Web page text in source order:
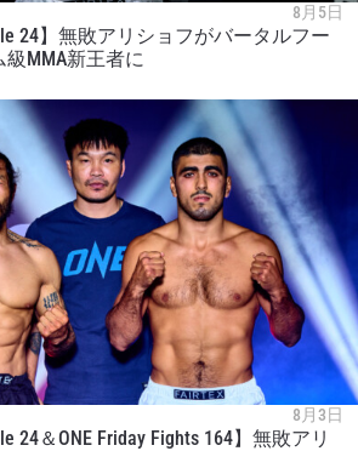
8月5日
24】無敗アリショフがバータルフー
MMA新王者に
8月3日
24＆ONE Friday Fights 164】無敗アリ